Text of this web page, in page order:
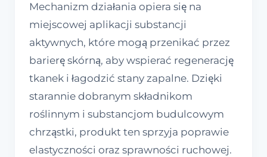
Mechanizm działania opiera się na
miejscowej aplikacji substancji
aktywnych, które mogą przenikać przez
barierę skórną, aby wspierać regenerację
tkanek i łagodzić stany zapalne. Dzięki
starannie dobranym składnikom
roślinnym i substancjom budulcowym
chrząstki, produkt ten sprzyja poprawie
elastyczności oraz sprawności ruchowej.